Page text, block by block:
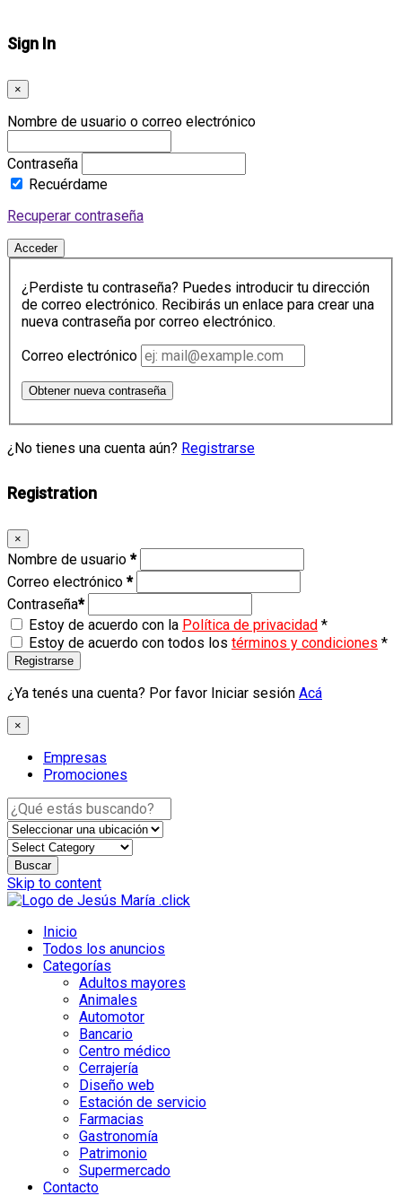
Sign In
×
Nombre de usuario o correo electrónico
Contraseña
Recuérdame
Recuperar contraseña
Acceder
¿Perdiste tu contraseña? Puedes introducir tu dirección
de correo electrónico. Recibirás un enlace para crear una
nueva contraseña por correo electrónico.
Correo electrónico
Obtener nueva contraseña
¿No tienes una cuenta aún? Registrarse
Registration
×
Nombre de usuario *
Correo electrónico *
Contraseña*
Estoy de acuerdo con la Política de privacidad *
Estoy de acuerdo con todos los términos y condiciones *
Registrarse
¿Ya tenés una cuenta? Por favor Iniciar sesión Acá
×
Empresas
Promociones
Buscar
Skip to content
Inicio
Todos los anuncios
Categorías
Adultos mayores
Animales
Automotor
Bancario
Centro médico
Cerrajería
Diseño web
Estación de servicio
Farmacias
Gastronomía
Patrimonio
Supermercado
Contacto